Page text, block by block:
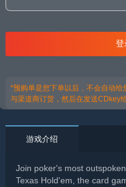
登
*预购单是您下单以后，不会自动
与渠道商订货，然后在发送CDkey
游戏介绍
Join poker's most
Texas Hold'em, the card